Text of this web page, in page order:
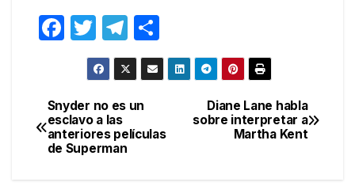
F
e
b
o
T
w
itt
er
T
el
e
gr
a
o
m
ar
Navegación
de
Diane Lane habla
sobre interpretar a
Martha Kent
Snyder no es un
esclavo a las
anteriores películas
de Superman